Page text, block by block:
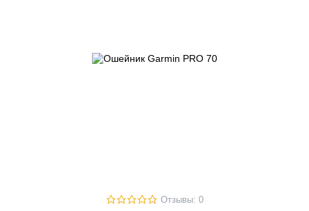
Отзывы: 0